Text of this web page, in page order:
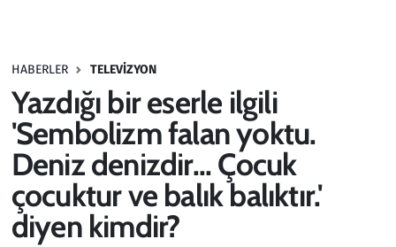
HABERLER TELEVIZYON
Yazdığı bir eserle ilgili
'Sembolizm falan yoktu.
Deniz denizdir... Çocuk
çocuktur ve balık balıktır.'
diyen kimdir?
Haber
Kültür Sanat
Kurumsal Haberler
Lezzet Durağı